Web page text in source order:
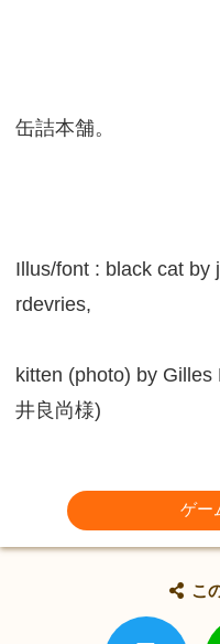
缶詰本舗。
Illus/font : black cat by
rdevries,
kitten (photo) by
井良尚様)
ゲー
こ